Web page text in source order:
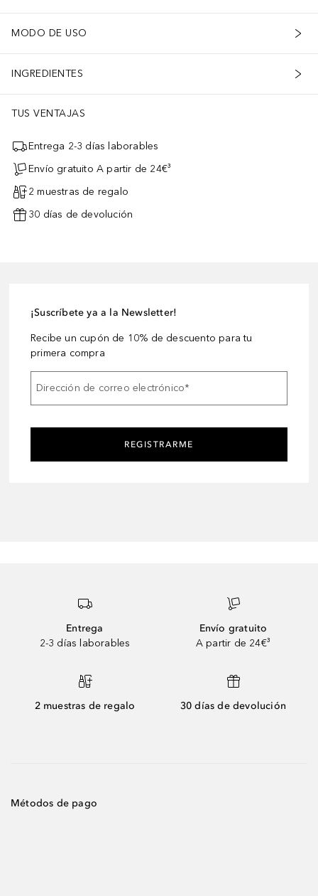
MODO DE USO
INGREDIENTES
TUS VENTAJAS
Entrega 2-3 días laborables
Envío gratuito A partir de 24€³
2 muestras de regalo
30 días de devolución
¡Suscríbete ya a la Newsletter!
Recibe un cupón de 10% de descuento para tu
primera compra
Dirección de correo electrónico*
REGISTRARME
Entrega
2-3 días laborables
Envío gratuito
A partir de 24€³
2 muestras de regalo 30 días de devolución
Métodos de pago